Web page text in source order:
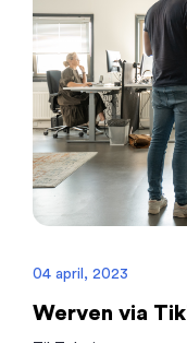
04 april, 2023
Werven via